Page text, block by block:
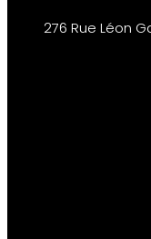
276 Rue Léon